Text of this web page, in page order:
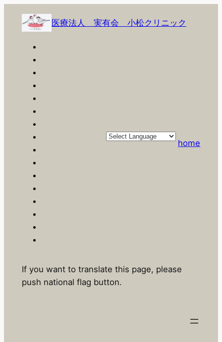
医療法人 実有会 小松クリニック
home
If you want to translate this page, please
push national flag button.